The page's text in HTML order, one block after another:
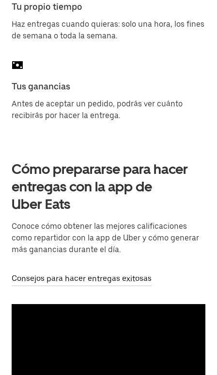
Tu propio tiempo
Haz entregas cuando quieras: solo una hora, los fines
de semana o toda la semana.
Tus ganancias
Antes de aceptar un pedido, podrás ver cuánto
recibirás por hacer la entrega.
Cómo prepararse para hacer
entregas con la app de
Uber Eats
Conoce cómo obtener las mejores calificaciones
como repartidor con la app de Uber y cómo generar
más ganancias durante el día.
Consejos para hacer entregas exitosas